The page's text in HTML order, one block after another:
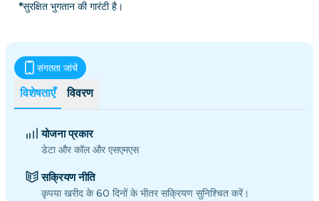
*सुरक्षित भुगतान की गारंटी है।
विशेषताएँ विवरण
संगतता जांचें
योजना प्रकार
डेटा और कॉल और एसएमएस
सक्रियण नीति
कृपया खरीद के 60 दिनों के भीतर सक्रियण सुनिश्चित करें।